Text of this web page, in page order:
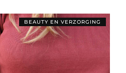
BEAUTY EN VERZORGING